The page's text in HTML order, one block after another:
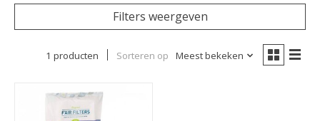
Filters weergeven
1 producten Sorteren op Meest bekeken